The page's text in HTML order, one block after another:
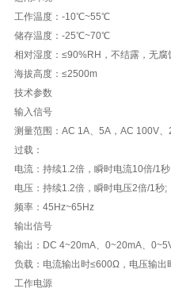
工作温度：-10℃~55℃
储存温度：-25℃~70℃
相对湿度：≤90%RH，不结露，无腐
海拔高度：≤2500m
技术参数
输入信号
测量范围：AC 1A、5A，AC 100V、
过载：
电流：持续1.2倍，瞬时电流10倍/1
电压：持续1.2倍，瞬时电压2倍/1秒;
频率：45Hz~65Hz
输出信号
输出：DC 4~20mA、0~20mA、
负载：电流输出时≤600Ω，电压输出
工作电源